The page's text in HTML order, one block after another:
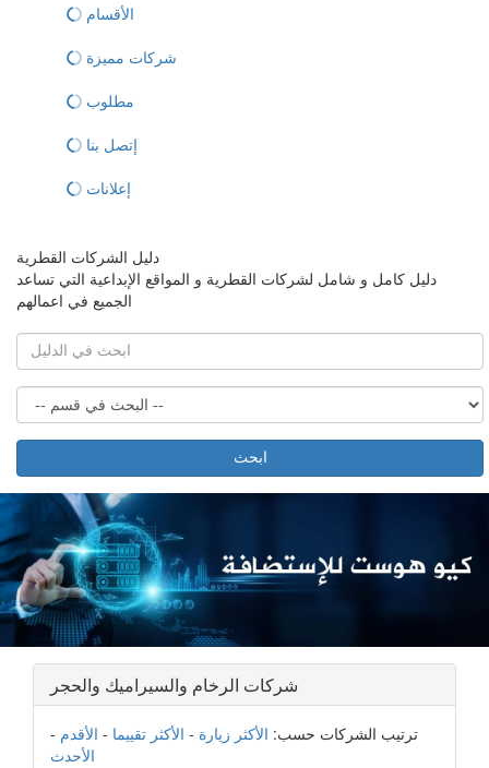
الأقسام
شركات مميزة
مطلوب
إتصل بنا
إعلانات
دليل الشركات القطرية
دليل كامل و شامل لشركات القطرية و المواقع الإبداعية التي تساعد
الجميع في اعمالهم
ابحث
شركات الرخام والسيراميك والحجر
ترتيب الشركات حسب: الأكثر زيارة - الأكثر تقييما - الأقدم -
الأحدث